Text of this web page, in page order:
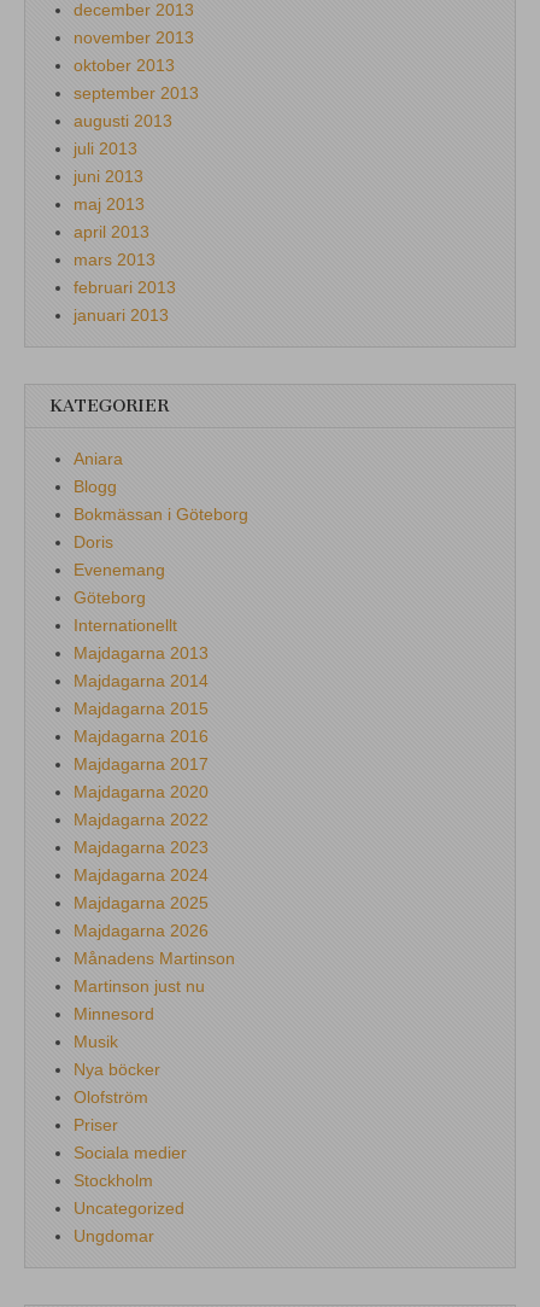
december 2013
november 2013
oktober 2013
september 2013
augusti 2013
juli 2013
juni 2013
maj 2013
april 2013
mars 2013
februari 2013
januari 2013
KATEGORIER
Aniara
Blogg
Bokmässan i Göteborg
Doris
Evenemang
Göteborg
Internationellt
Majdagarna 2013
Majdagarna 2014
Majdagarna 2015
Majdagarna 2016
Majdagarna 2017
Majdagarna 2020
Majdagarna 2022
Majdagarna 2023
Majdagarna 2024
Majdagarna 2025
Majdagarna 2026
Månadens Martinson
Martinson just nu
Minnesord
Musik
Nya böcker
Olofström
Priser
Sociala medier
Stockholm
Uncategorized
Ungdomar